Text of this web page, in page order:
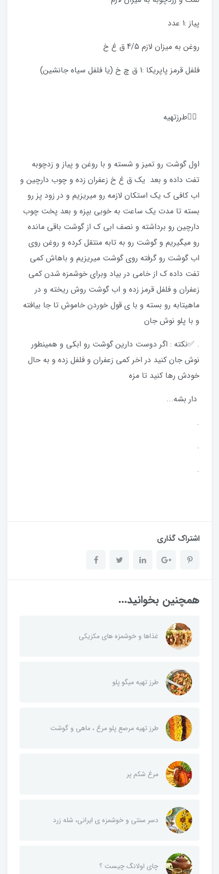
پياز :1 عدد
روغن به ميزان لازم 4/5 ق غ خ
فلفل قرمز پاپريكا :1 ق چ خ (يا فلفل سياه جانشين)
✍🏻طرزتهيه
اول گوشت رو تميز و شسته و با روغن و پياز و زدچوبه
تفت داده و بعد يك ق غ خ زعفران زده و چوب دارچين و
اب كافى ك يك استكان لازمه رو ميريزيم و در زود پز رو
بسته تا مدت يك ساعت به خوبى بپزه و بعد پخت چوب
دارچين رو برداشته و نصف ابى ك از گوشت باقى مانده
رو ميگيريم و گوشت رو به تابه منتقل كرده و روغن روى
اب گوشت رو گرفته روى گوشت ميريزيم و باهاش كمى
تفت داده ك از خامى در بياد وبراى خوشمزه شدن كمى
زعفران و فلفل قرمز زده و اب گوشت روش ريخته و در
ماهيتابه رو بسته و با ي قول خوردن خاموش تا جا بيافته
و با پلو نوش جان
. ✅نكته : اگر دوست دارين گوشت رو ابكى و همينطور
نوش جان كنيد در اخر كمى زعفران و فلفل زده و به حال
خودش رها كنيد تا مزه
دار بشه...
.
.
.
اشتراک گذاری
همچنین بخوانید...
غذاها و خوشمزه های مکزیکی
طرز تهیه میگو پلو
طرز تهیه مرصع پلو مرغ ، ماهی و گوشت
مرغ شکم پر
دسر سنتی و خوشمزه ی ایرانی، شله زرد
چای اولانگ چیست ؟